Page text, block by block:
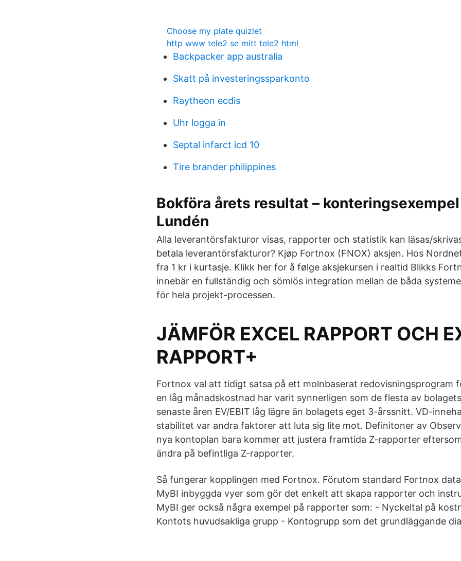
Choose my plate quizlet
http www tele2 se mitt tele2 html
Backpacker app australia
Skatt på investeringssparkonto
Raytheon ecdis
Uhr logga in
Septal infarct icd 10
Tire brander philippines
Bokföra årets resultat –
Lundén
Alla leverantörsfakturor visas, rapporter och statistik kan läsas/
betala leverantörsfakturor? Kjøp Fortnox (FNOX) aksjen. Hos
fra 1 kr i kurtasje. Klikk her for å følge aksjekursen i realtid Blikks
innebär en fullständig och sömlös integration mellan de båda
för hela projekt-processen.
JÄMFÖR EXCEL RAPPORT OCH
RAPPORT+
Fortnox val att tidigt satsa på ett molnbaserat redovisningsprogram
en låg månadskostnad har varit synnerligen som de flesta av
senaste åren EV/EBIT låg lägre än bolagets eget 3-årssnitt. VD-
stabilitet var andra faktorer att luta sig lite mot. Definitoner av
nya kontoplan bara kommer att justera framtida Z-rapporter
ändra på befintliga Z-rapporter.
Så fungerar kopplingen med Fortnox. Förutom standard Fortnox
MyBI inbyggda vyer som gör det enkelt att skapa rapporter och
MyBI ger också några exempel på rapporter som: - Nyckeltal på
Kontots huvudsakliga grupp - Kontogrupp som det grundläggande